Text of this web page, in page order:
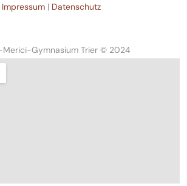
Impressum| Datenschutz
Merici-Gymnasium Trier © 2024